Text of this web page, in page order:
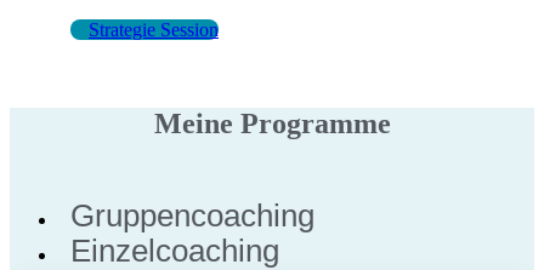
Strategie Session
Meine Programme
Gruppencoaching
Einzelcoaching